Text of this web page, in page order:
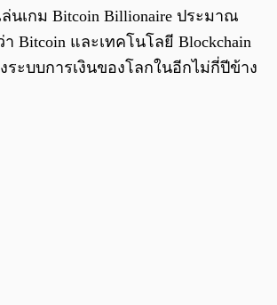
นเกม Bitcoin Billionaire ประมาณ
Bitcoin และเทคโนโลยี Blockchain
ระบบการเงินของโลกในอีกไม่กี่ปีข้าง